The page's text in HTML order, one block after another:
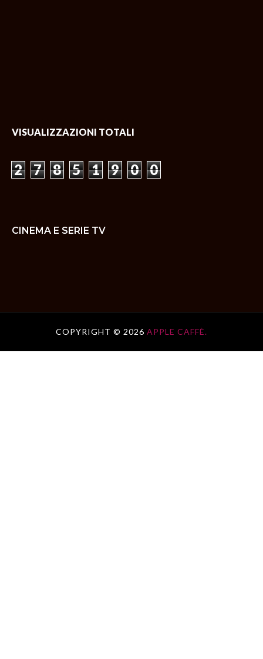
VISUALIZZAZIONI TOTALI
2 7 8 5 1 9 0 0
CINEMA E SERIE TV
COPYRIGHT © 2026 APPLE CAFFÈ.